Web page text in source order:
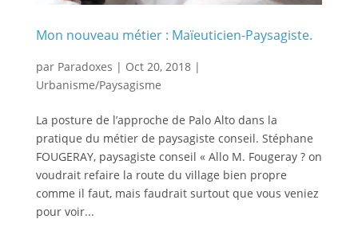
Mon nouveau métier : Maïeuticien-Paysagiste.
par Paradoxes | Oct 20, 2018|
Urbanisme/Paysagisme
La posture de l’approche de Palo Alto dans la
pratique du métier de paysagiste conseil. Stéphane
FOUGERAY, paysagiste conseil « Allo M. Fougeray ? on
voudrait refaire la route du village bien propre
comme il faut, mais faudrait surtout que vous veniez
pour voir...